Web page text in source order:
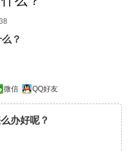
？
微信 QQ好友
办好呢？